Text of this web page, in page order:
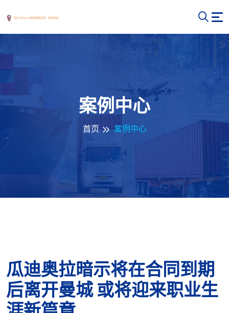
案例中心
首页 案例中心
瓜迪奥拉暗示将在合同到期
后离开曼城 或将迎来职业生